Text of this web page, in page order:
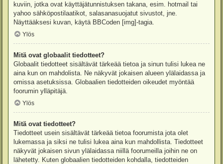
kuviin, jotka ovat käyttäjätunnistuksen takana, esim. hotmail tai
yahoo sähköpostilaatikot, salasanasuojatut sivustot, jne.
Näyttääksesi kuvan, käytä BBCoden [img]-tagia.
Ylös
Mitä ovat globaalit tiedotteet?
Globaalit tiedotteet sisältävät tärkeää tietoa ja sinun tulisi lukea ne
aina kun on mahdolista. Ne näkyvät jokaisen alueen ylälaidassa ja
omissa asetuksissa. Globaalien tiedotteiden oikeudet myöntää
foorumin ylläpitäjä.
Ylös
Mitä ovat tiedotteet?
Tiedotteet usein sisältävät tärkeää tietoa foorumista jota olet
lukemassa ja siksi ne tulisi lukea aina kun mahdollista. Tiedotteet
näkyvät jokaisen sivun ylälaidassa niillä foorumeilla joihin ne on
lähetetty. Kuten globaalien tiedotteiden kohdalla, tiedotteiden